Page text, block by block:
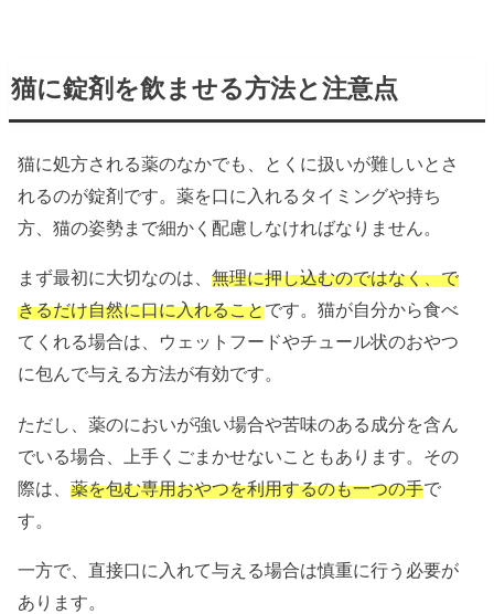
猫に錠剤を飲ませる方法と注意点
猫に処方される薬のなかでも、とくに扱いが難しいとさ
れるのが錠剤です。薬を口に入れるタイミングや持ち
方、猫の姿勢まで細かく配慮しなければなりません。
まず最初に大切なのは、無理に押し込むのではなく、で
きるだけ自然に口に入れることです。猫が自分から食べ
てくれる場合は、ウェットフードやチュール状のおやつ
に包んで与える方法が有効です。
ただし、薬のにおいが強い場合や苦味のある成分を含ん
でいる場合、上手くごまかせないこともあります。その
際は、薬を包む専用おやつを利用するのも一つの手で
す。
一方で、直接口に入れて与える場合は慎重に行う必要が
あります。